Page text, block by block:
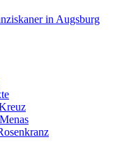
in Augsburg